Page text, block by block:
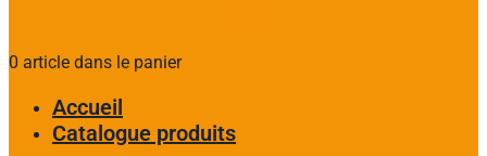
0 article dans le panier
Accueil
Catalogue produits